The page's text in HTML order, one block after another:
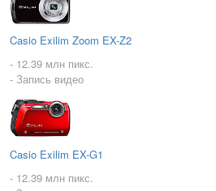
Casio Exilim Zoom EX-Z2
- 12.39 млн пикс.
- Запись видео
Casio Exilim EX-G1
- 12.39 млн пикс.